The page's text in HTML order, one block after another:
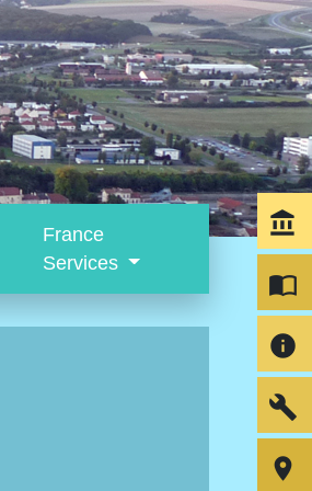
France
Services
account_balance
import_contacts
info
build
room